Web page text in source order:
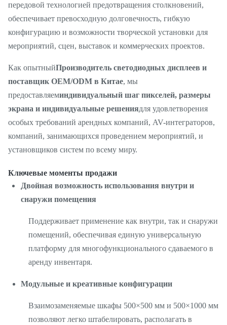
передовой технологией предотвращения столкновений,
обеспечивает превосходную долговечность, гибкую
конфигурацию и возможности творческой установки для
мероприятий, сцен, выставок и коммерческих проектов.
Как опытныйПроизводитель светодиодных дисплеев и
поставщик OEM/ODM в Китае, мы
предоставляеминдивидуальный шаг пикселей, размеры
экрана и индивидуальные решениядля удовлетворения
особых требований арендных компаний, AV-интеграторов,
компаний, занимающихся проведением мероприятий, и
установщиков систем по всему миру.
Ключевые моменты продажи
Двойная возможность использования внутри и
снаружи помещения
Поддерживает применение как внутри, так и снаружи
помещений, обеспечивая единую универсальную
платформу для многофункционального сдаваемого в
аренду инвентаря.
Модульные и креативные конфигурации
Взаимозаменяемые шкафы 500×500 мм и 500×1000 мм
позволяют легко штабелировать, располагать в